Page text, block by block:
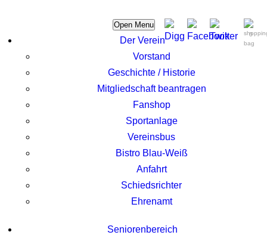
0
Open Menu
Der Verein
Vorstand
Geschichte / Historie
Mitgliedschaft beantragen
Fanshop
Sportanlage
Vereinsbus
Bistro Blau-Weiß
Anfahrt
Schiedsrichter
Ehrenamt
Seniorenbereich